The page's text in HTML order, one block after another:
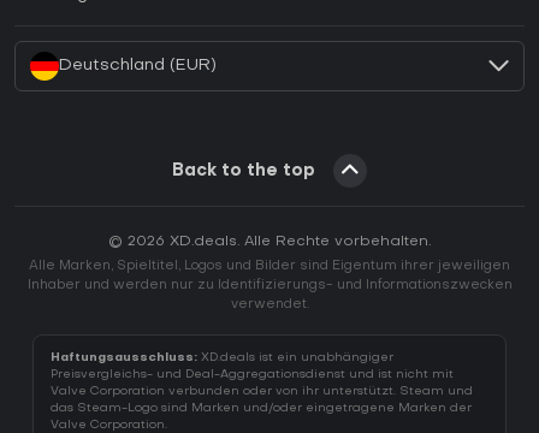
Deutschland (EUR)
Back to the top
© 2026 XD.deals. Alle Rechte vorbehalten.
Alle Marken, Spieltitel, Logos und Bilder sind Eigentum ihrer jeweiligen
Inhaber und werden nur zu Identifizierungs- und Informationszwecken
verwendet.
Haftungsausschluss: XD.deals ist ein unabhängiger
Preisvergleichs- und Deal-Aggregationsdienst und ist nicht mit
Valve Corporation verbunden oder von ihr unterstützt. Steam und
das Steam-Logo sind Marken und/oder eingetragene Marken der
Valve Corporation.